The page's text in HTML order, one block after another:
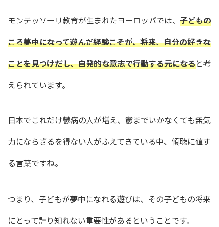
モンテッソーリ教育が生まれたヨーロッパでは、 子どもの
ころ夢中になって遊んだ経験こそが、将来、自分の好きな
ことを見つけだし、自発的な意志で行動する元になると考
えられています。
日本でこれだけ鬱病の人が増え、鬱までいかなくても無気
力にならざるを得ない人がふえてきている中、傾聴に値す
る言葉ですね。
つまり、子どもが夢中になれる遊びは、その子どもの将来
にとって計り知れない重要性があるということです。